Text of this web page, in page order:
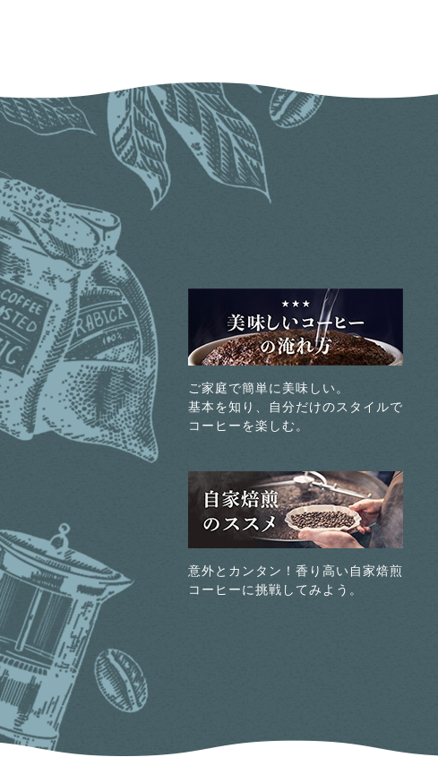
ご家庭で簡単に美味しい。
基本を知り、自分だけのスタイルで
コーヒーを楽しむ。
意外とカンタン！香り高い自家焙煎
コーヒーに挑戦してみよう。